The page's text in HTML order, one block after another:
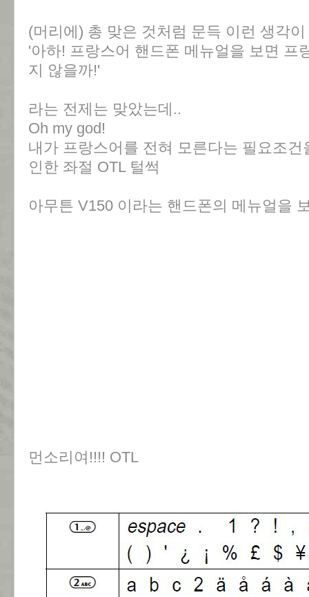
(머리에) 총 맞은 것처럼 문득 이런 생각
'아하! 프랑스어 핸드폰 메뉴얼을 보면 프
지 않을까!'
라는 전제는 맞았는데..
Oh my god!
내가 프랑스어를 전혀 모른다는 필요조
인한 좌절 OTL 털썩
아무튼 V150 이라는 핸드폰의 메뉴얼을
먼소리여!!!! OTL